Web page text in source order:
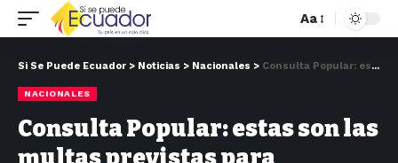
Aa
Si Se Puede Ecuador > Noticias > Nacionales > Consulta Popular: estas son las multas previstas para integrantes de mesa
NACIONALES
Consulta Popular: estas son las